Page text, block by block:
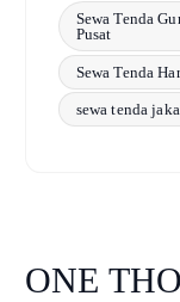
Sewa Tenda
Pusat
Sewa Tenda
sewa tenda
ONE